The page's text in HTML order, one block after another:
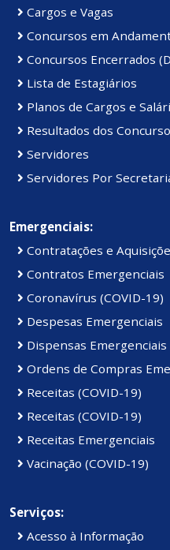
Cargos e Vagas
Concursos em
Concursos Encerrados
Lista de Estagiários
Planos de Cargos e
Resultados dos
Servidores
Servidores Por
Emergenciais:
Contratações e
Contratos Emergenciais
Coronavírus (COVID-19)
Despesas Emergenciais
Dispensas Emergenciais
Ordens de Compras
Receitas (COVID-19)
Receitas (COVID-19)
Receitas Emergenciais
Vacinação (COVID-19)
Serviços:
Acesso à Informação